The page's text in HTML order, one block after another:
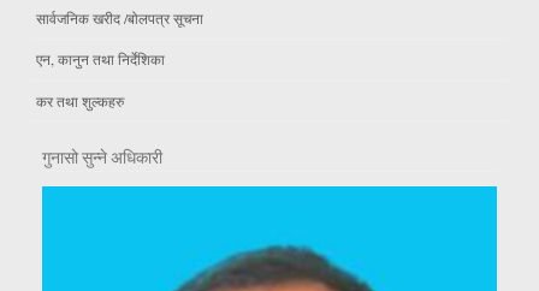
सार्वजनिक खरीद /बोलपत्र सूचना
एन, कानुन तथा निर्देशिका
कर तथा शुल्कहरु
गुनासो सुन्ने अधिकारी